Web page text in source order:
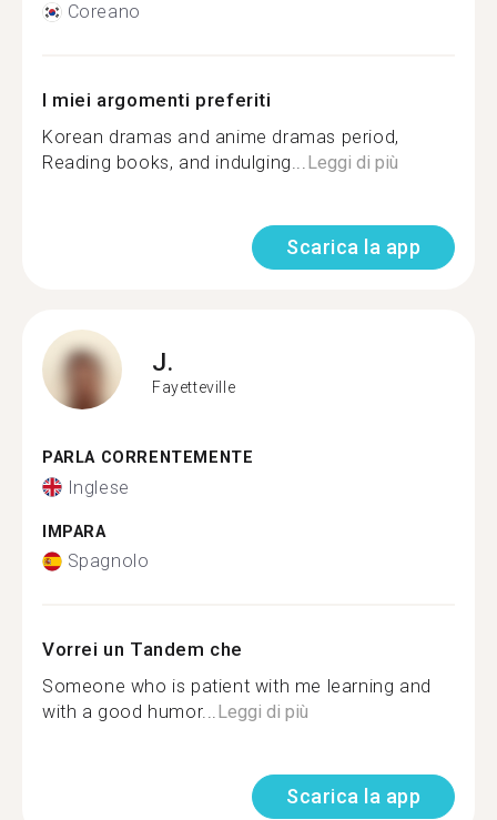
Coreano
I miei argomenti preferiti
Korean dramas and anime dramas period,
Reading books, and indulging...Leggi di più
Scarica la app
J.
Fayetteville
PARLA CORRENTEMENTE
Inglese
IMPARA
Spagnolo
Vorrei un Tandem che
Someone who is patient with me learning and
with a good humor...Leggi di più
Scarica la app